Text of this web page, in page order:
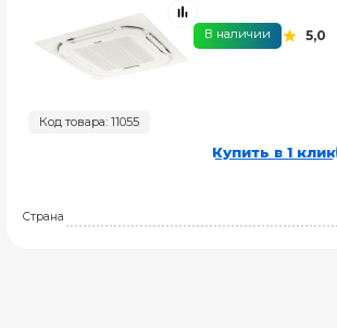
Код товара: 11055
В наличии 5,0
Купить в 1 клик
Страна